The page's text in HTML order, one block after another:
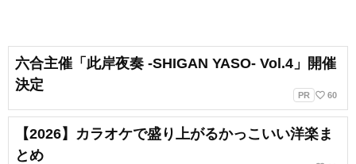
六合主催「此岸夜奏 -SHIGAN YASO- Vol.4」開催
決定
PR favorite_border 60
【2026】カラオケで盛り上がるかっこいい洋楽ま
とめ